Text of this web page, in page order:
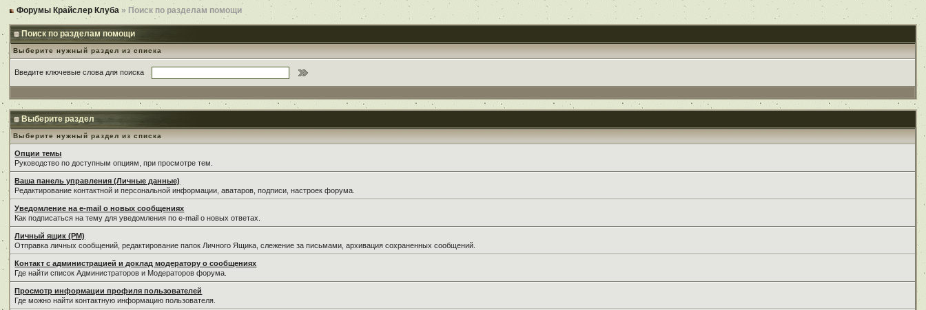
Форумы Крайслер Клуба » Поиск по разделам помощи
Поиск по разделам помощи
Выберите нужный раздел из списка
Введите ключевые слова для поиска
Выберите раздел
Выберите нужный раздел из списка
Опции темы
Руководство по доступным опциям, при просмотре тем.
Ваша панель управления (Личные данные)
Редактирование контактной и персональной информации, аватаров, подписи, настроек форума.
Уведомление на e-mail о новых сообщениях
Как подписаться на тему для уведомления по e-mail о новых ответах.
Личный ящик (PM)
Отправка личных сообщений, редактирование папок Личного Ящика, слежение за письмами, архивация сохраненных сообщений.
Контакт с администрацией и доклад модератору о сообщениях
Где найти список Администраторов и Модераторов форума.
Просмотр информации профиля пользователей
Где можно найти контактную информацию пользователя.